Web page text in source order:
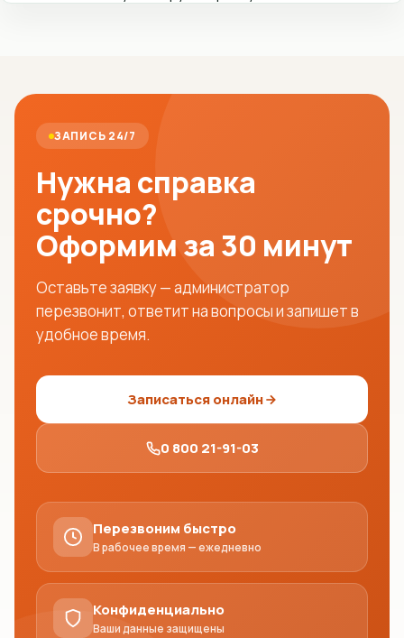
ЗАПИСЬ 24/7
Нужна справка
срочно?
Оформим за 30 минут
Оставьте заявку — администратор
перезвонит, ответит на вопросы и запишет в
удобное время.
Записаться онлайн
0 800 21-91-03
Перезвоним быстро
В рабочее время — ежедневно
Конфиденциально
Ваши данные защищены